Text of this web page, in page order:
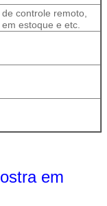
controle remoto,
estoque e etc.
em